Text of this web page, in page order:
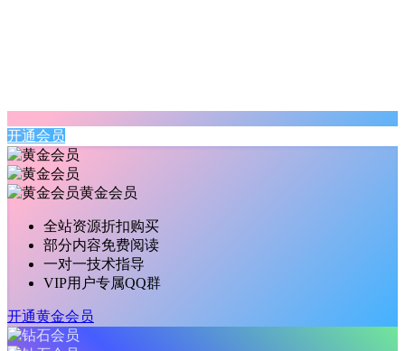
开通会员
黄金会员
全站资源折扣购买
部分内容免费阅读
一对一技术指导
VIP用户专属QQ群
开通黄金会员